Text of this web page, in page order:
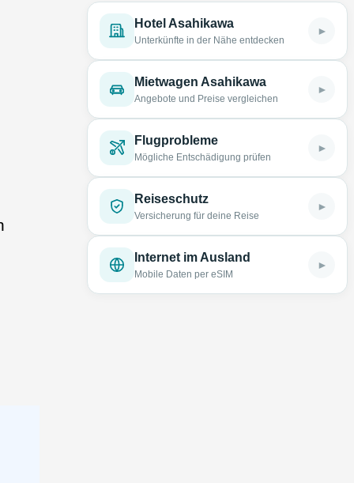
Hotel Asahikawa
Unterkünfte in der Nähe entdecken
►
Mietwagen Asahikawa
Angebote und Preise vergleichen
►
Flugprobleme
Mögliche Entschädigung prüfen
►
Reiseschutz
Versicherung für deine Reise
►
Internet im Ausland
Mobile Daten per eSIM
►